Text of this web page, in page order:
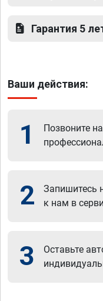
Гарантия 5
Ваши действия:
1 Позвоните
2
Запишитесь
к нам в
3
Оставьте